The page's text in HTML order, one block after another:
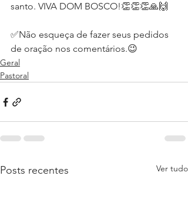
santo. VIVA DOM BOSCO!👏👏👏🙏🙌⁣
✅Não esqueça de fazer seus pedidos
de oração nos comentários.😉⁣
Geral
Pastoral
Posts recentes Ver tudo